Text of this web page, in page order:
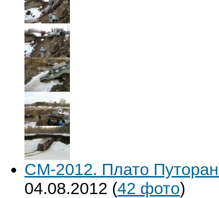
СМ-2012. Плато
04.08.2012 (42 фото)